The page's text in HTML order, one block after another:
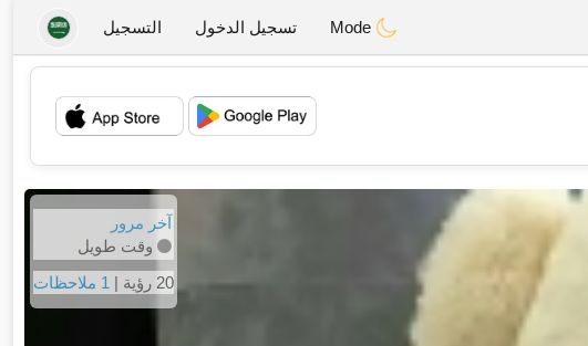
تسجيل الدخول التسجيل
💖
آخر مرور
وقت طويل
20 رؤية |
1 ملاحظات